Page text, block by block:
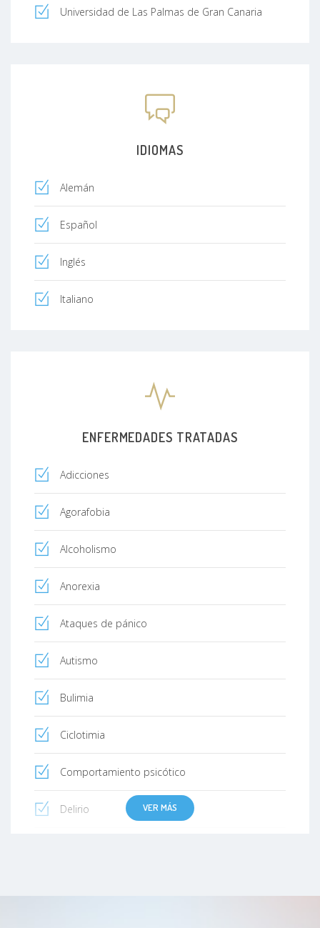
Universidad de Las Palmas de Gran Canaria
IDIOMAS
Alemán
Español
Inglés
Italiano
ENFERMEDADES TRATADAS
Adicciones
Agorafobia
Alcoholismo
Anorexia
Ataques de pánico
Autismo
Bulimia
Ciclotimia
Comportamiento psicótico
Delirio VER MÁS